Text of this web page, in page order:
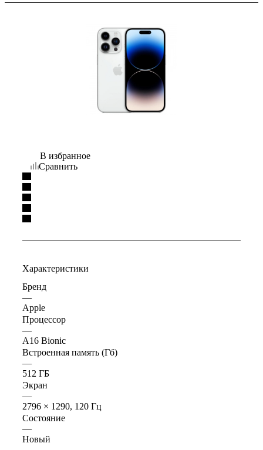
В избранное
Сравнить
Характеристики
Бренд
—
Apple
Процессор
—
A16 Bionic
Встроенная память (Гб)
—
512 ГБ
Экран
—
2796 × 1290, 120 Гц
Состояние
—
Новый